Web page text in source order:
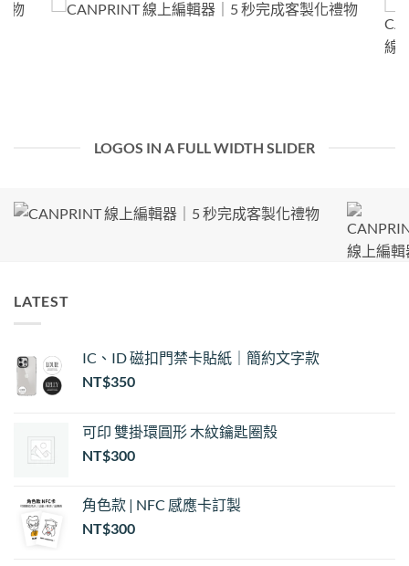
LOGOS IN A FULL WIDTH SLIDER
LATEST
IC、ID 磁扣門禁卡貼紙｜簡約文字款
NT$350
可印 雙掛環圓形 木紋鑰匙圈殼
NT$300
角色款 | NFC 感應卡訂製
NT$300